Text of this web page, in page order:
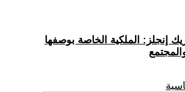
إنجلز: الملكية الخاصة بوصفها